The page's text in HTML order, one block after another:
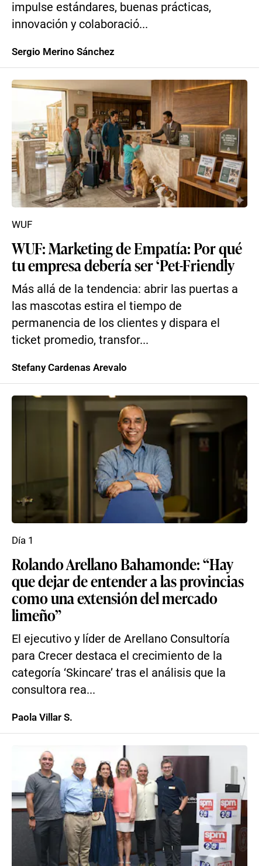
impulse estándares, buenas prácticas,
innovación y colaboració...
Sergio Merino Sánchez
WUF: Marketing de Empatía: Por qué
tu empresa debería ser ‘Pet-Friendly
Más allá de la tendencia: abrir las puertas a
las mascotas estira el tiempo de
permanencia de los clientes y dispara el
ticket promedio, transfor...
WUF
Stefany Cardenas Arevalo
Rolando Arellano Bahamonde: “Hay
que dejar de entender a las provincias
como una extensión del mercado
limeño”
El ejecutivo y líder de Arellano Consultoría
para Crecer destaca el crecimiento de la
categoría ‘Skincare’ tras el análisis que la
consultora rea...
Día 1
Paola Villar S.